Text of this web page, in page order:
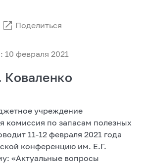
10 февраля 2021
Поделиться
Коваленко
учреждение
комиссия по запасам полезных
11-12 февраля 2021 года
конференцию им. Е.Г.
«Актуальные вопросы